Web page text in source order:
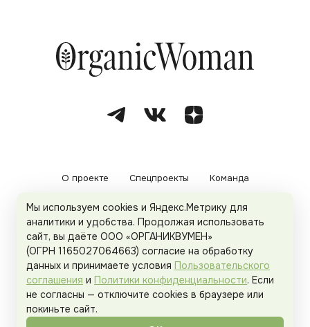
О проекте Спецпроекты Команда
Рекламодателям Политика конфиденциальности
Пользовательское соглашение
Organicwoman.ru . Все права защищены.
Мы используем cookies и Яндекс.Метрику для
аналитики и удобства. Продолжая использовать
сайт, вы даёте ООО «ОРГАНИКВУМЕН»
(ОГРН 1165027064663) согласие на обработку
данных и принимаете условия Пользовательского
соглашения и Политики конфиденциальности. Если
не согласны — отключите cookies в браузере или
покиньте сайт.